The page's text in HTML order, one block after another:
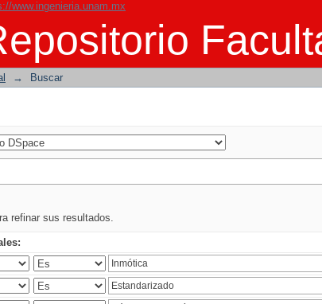
www.ingenieria.unam.mx
→ Buscar
refinar sus resultados.